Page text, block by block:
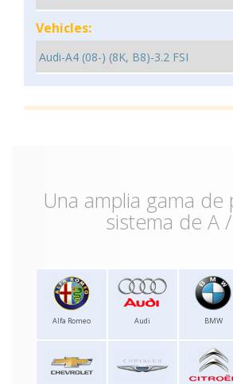
Vehicles:
Una amplia gama de
sistema de A
Alfa Romeo Audi BMW